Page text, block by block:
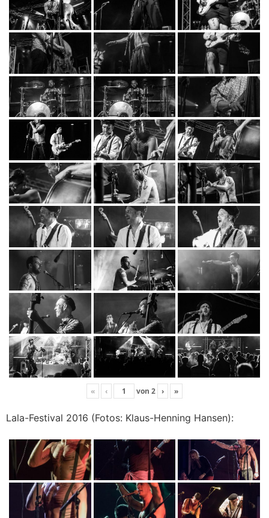
« ‹ von 2 › »
Lala-Festival 2016 (Fotos: Klaus-Henning Hansen):